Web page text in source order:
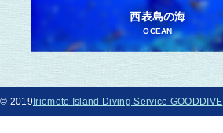
西表島の海
OCEAN
© 2019Iriomote Island Diving Service GOODDIVE